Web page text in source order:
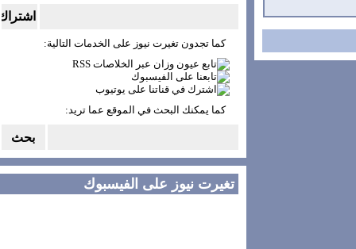
كما تجدون تغيرت نيوز على الخدمات التالية:
كما يمكنك البحث في الموقع عما تريد:
تغيرت نيوز على الفيسبوك